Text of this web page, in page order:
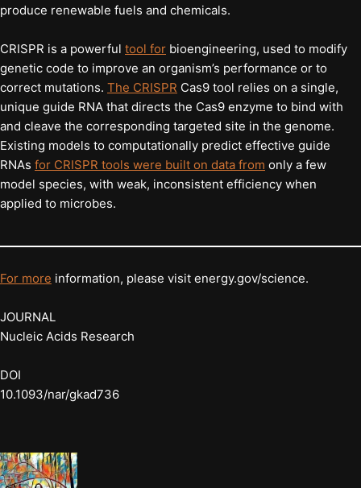
produce renewable fuels and chemicals.
CRISPR is a powerful tool for bioengineering, used to modify
genetic code to improve an organism’s performance or to
correct mutations. The CRISPR Cas9 tool relies on a single,
unique guide RNA that directs the Cas9 enzyme to bind with
and cleave the corresponding targeted site in the genome.
Existing models to computationally predict effective guide
RNAs for CRISPR tools were built on data from only a few
model species, with weak, inconsistent efficiency when
applied to microbes.
For more information, please visit energy.gov/science.
JOURNAL
Nucleic Acids Research
DOI
10.1093/nar/gkad736